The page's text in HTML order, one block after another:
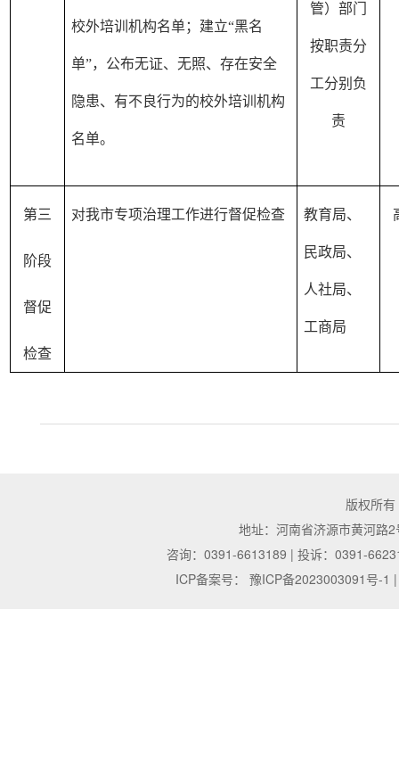
校外培训机构名单；建立“黑名
单”，公布无证、无照、存在安全
隐患、有不良行为的校外培训机构
名单。
管）部门
按职责分
工分别负
责
第三
阶段
督促
检查
对我市专项治理工作进行督促检查 教育局、
民政局、
人社局、
工商局
版权所
地址：河南省济源市黄河路
咨询：0391-6613189 | 投诉：0391-
ICP备案号：
豫ICP备2023003091号-1